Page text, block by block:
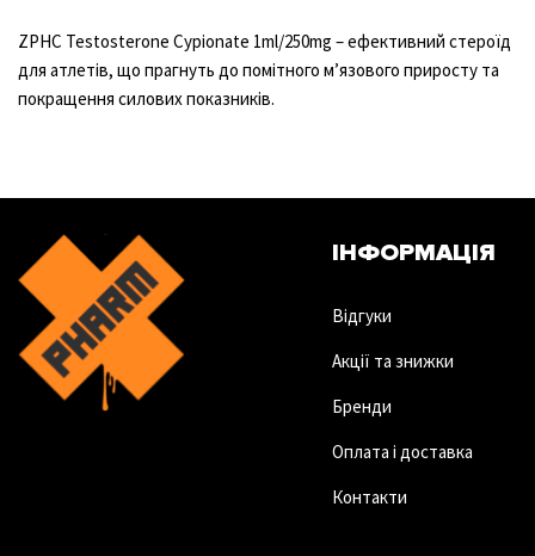
ZPHC Testosterone Cypionate 1ml/250mg – ефективний стероїд
для атлетів, що прагнуть до помітного м’язового приросту та
покращення силових показників.
ІНФОРМАЦІЯ
Відгуки
Акції та знижки
Бренди
Оплата і доставка
Контакти